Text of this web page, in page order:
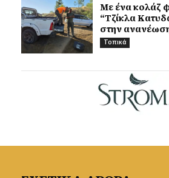
Με ένα κολάζ
“Τζίκλα
στην
Τοπικά